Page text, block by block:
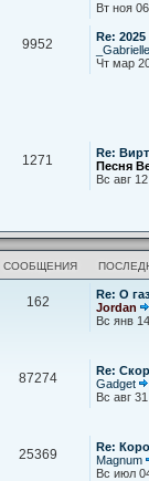
Вт ноя
9952
Re:
Чт мар
1271
Re:
Песня
Вс авг
СООБЩЕНИЯ
162
Re: О
Jordan
Вс янв
87274
Re:
Gadget
Вс авг
25369
Re:
Magnum
Вс июл